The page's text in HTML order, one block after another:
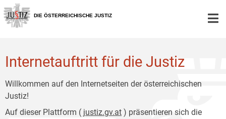
Zur
Hauptnavigation
[1]
Zum
Inhalt
[2]
DIE ÖSTERREICHISCHE JUSTIZ
Internetauftritt für die Justiz
Willkommen auf den Internetseiten der österreichischen
Justiz!
Auf dieser Plattform ( justiz.gv.at ) präsentieren sich die